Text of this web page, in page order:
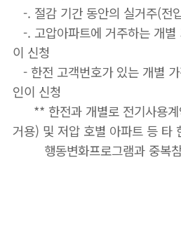
-. 절감 기간 동안의 실거주(전
-. 고압아파트에 거주하는 개
이 신청
- 한전 고객번호가 있는 개별
인이 신청
** 한전과 개별로 전기사용계
거용) 및 저압 호별 아파트 등 타
행동변화프로그램과 중복